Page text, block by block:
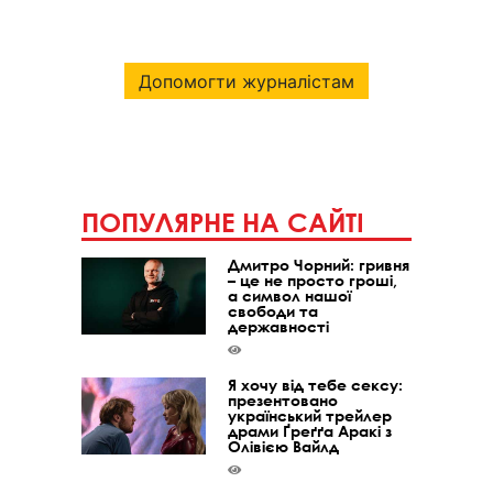
Допомогти журналістам
ПОПУЛЯРНЕ НА САЙТІ
Дмитро Чорний: гривня
– це не просто гроші,
а символ нашої
свободи та
державності
Я хочу від тебе сексу:
презентовано
український трейлер
драми Ґреґґа Аракі з
Олівією Вайлд